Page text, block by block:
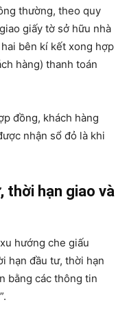
thường, theo quy
giấy tờ sở hữu nhà
bên kí kết xong hợp
hàng) thanh toán
đồng, khách hàng
nhận sổ đỏ là khi
thời hạn giao và
hướng che giấu
hạn đầu tư, thời hạn
bằng các thông tin